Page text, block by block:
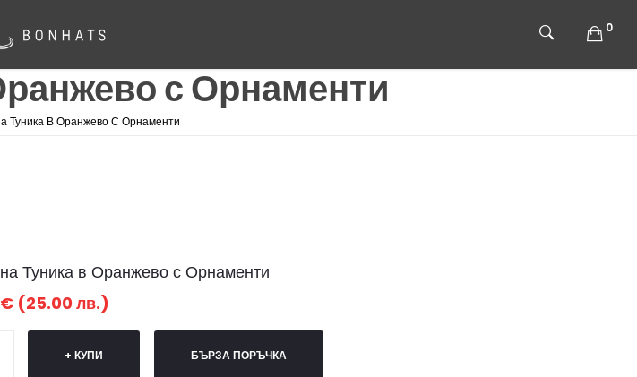
0
с Орнаменти
Туника В Оранжево С Орнаменти
Туника в Оранжево с Орнаменти
(25.00 лв.)
+ КУПИ БЪРЗА ПОРЪЧКА